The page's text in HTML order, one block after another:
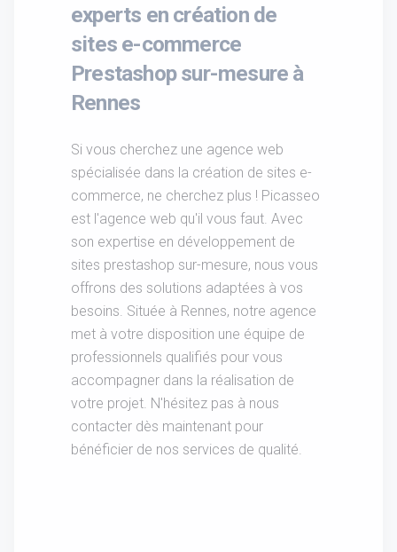
experts en création de
sites e-commerce
Prestashop sur-mesure à
Rennes
Si vous cherchez une agence web
spécialisée dans la création de sites e-
commerce, ne cherchez plus ! Picasseo
est l'agence web qu'il vous faut. Avec
son expertise en développement de
sites prestashop sur-mesure, nous vous
offrons des solutions adaptées à vos
besoins. Située à Rennes, notre agence
met à votre disposition une équipe de
professionnels qualifiés pour vous
accompagner dans la réalisation de
votre projet. N'hésitez pas à nous
contacter dès maintenant pour
bénéficier de nos services de qualité.